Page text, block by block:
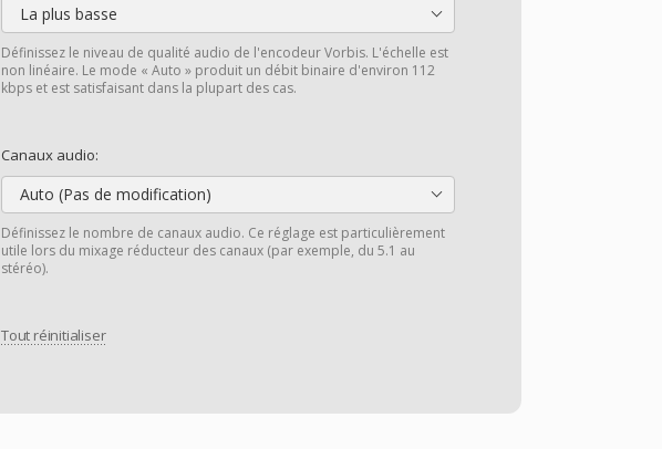
La plus basse
Définissez le niveau de qualité audio de l'encodeur Vorbis. L'échelle est
non linéaire. Le mode « Auto » produit un débit binaire d'environ 112
kbps et est satisfaisant dans la plupart des cas.
Canaux audio:
Auto (Pas de modification)
Définissez le nombre de canaux audio. Ce réglage est particulièrement
utile lors du mixage réducteur des canaux (par exemple, du 5.1 au
stéréo).
Tout réinitialiser